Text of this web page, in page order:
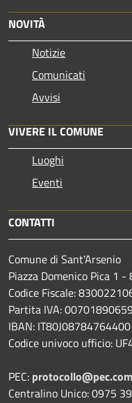
NOVITÀ
Notizie
Comunicati
Avvisi
VIVERE IL COMUNE
Luoghi
Eventi
CONTATTI
Comune di Sant'Arsenio
Piazza Domenico Pica 1
Codice Fiscale:
Partita IVA: 00701890659
IBAN:
Codice univoco ufficio:
PEC:
Centralino Unico: 0975